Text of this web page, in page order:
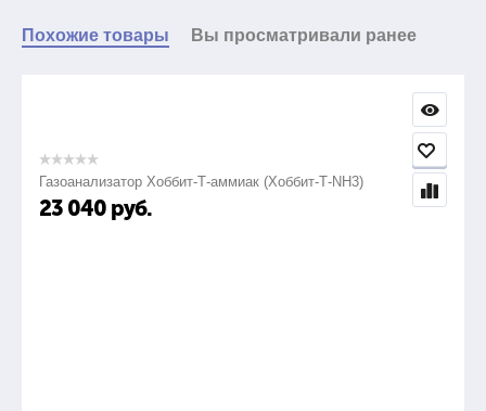
Похожие товары Вы просматривали ранее
Газоанализатор Хоббит-Т-аммиак (Хоббит-Т-NH3)
23 040 руб.